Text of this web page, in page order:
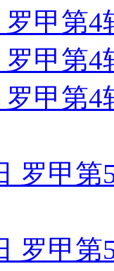
罗甲第
罗甲第
罗甲第
罗甲
罗甲